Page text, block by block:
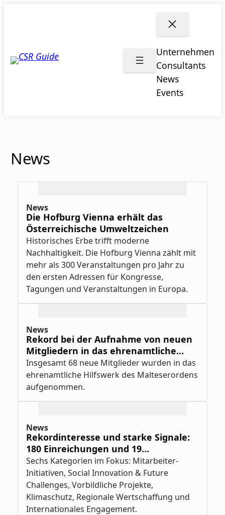
CSR
Unternehmen
Consultants
News
Events
News
News
Die Hofburg Vienna erhält das
Österreichische Umweltzeichen
Historisches Erbe trifft moderne
Nachhaltigkeit. Die Hofburg Vienna zählt mit
mehr als 300 Veranstaltungen pro Jahr zu
den ersten Adressen für Kongresse,
Tagungen und Veranstaltungen in Europa.
News
Rekord bei der Aufnahme von neuen
Mitgliedern in das ehrenamtliche
Hilfswerk des Malteserordens
Insgesamt 68 neue Mitglieder wurden in das
ehrenamtliche Hilfswerk des Malteserordens
aufgenommen.
News
Rekordinteresse und starke Signale:
180 Einreichungen und 19
Unternehmen für den Trigos 2026
nominiert
Sechs Kategorien im Fokus: Mitarbeiter-
Initiativen, Social Innovation & Future
Challenges, Vorbildliche Projekte,
Klimaschutz, Regionale Wertschaffung und
Internationales Engagement.